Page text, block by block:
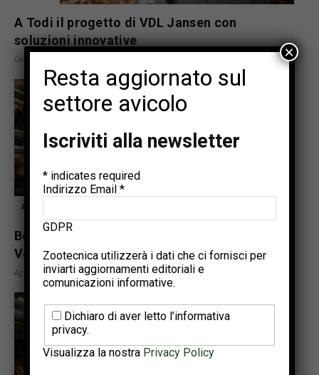
A Todi il progetto di VDL Jansen con
soluzioni innovative
Gennaio 8, 2024
Altro
Bolegg Gallery, la voliera multilivello di
Vencomatic che rispetta il naturale...
Agosto 22, 2023
Resta aggiornato sul
settore avicolo
Iscriviti alla newsletter
* indicates required
Indirizzo Email *
GDPR
Zootecnica utilizzerà i dati che ci fornisci per
inviarti aggiornamenti editoriali e
comunicazioni informative.
Dichiaro di aver letto l’informativa
privacy.
Visualizza la nostra Privacy Policy
×